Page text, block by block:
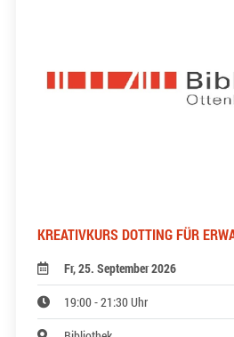
KREATIVKURS DOTTING FÜR
Fr, 25. September 2026
19:00 - 21:30 Uhr